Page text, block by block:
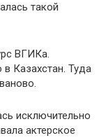
такой
ВГИКа.
Казахстан. Туда
исключительно
актерское